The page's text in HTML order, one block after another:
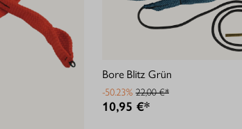
Bore Blitz Grün
-50.23% 22,00 €*
10,95 €*